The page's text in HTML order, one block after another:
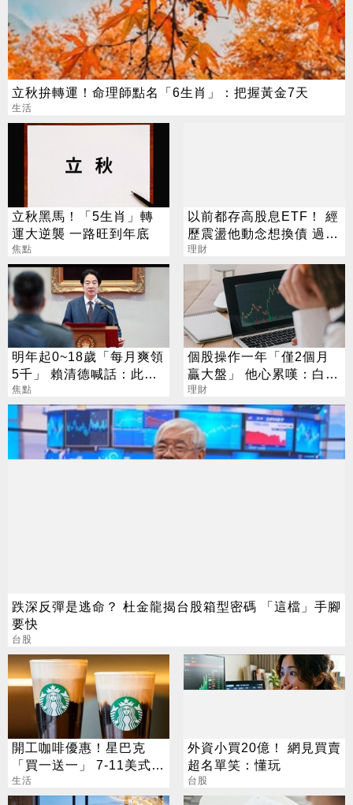
立秋拚轉運！命理師點名「6生肖」：把握黃金7天
生活
立秋黑馬！「5生肖」轉
運大逆襲 一路旺到年底
焦點
以前都存高股息ETF！ 經
歷震盪他動念想換債 過來
人說話了
理財
明年起0~18歲「每月爽領
5千」 賴清德喊話：此時
不生待何時
焦點
個股操作一年「僅2個月
贏大盤」 他心累嘆：白忙
一場
理財
跌深反彈是逃命？ 杜金龍揭台股箱型密碼 「這檔」手腳
要快
台股
開工咖啡優惠！星巴克
「買一送一」 7-11美式買
7送7
生活
外資小買20億！ 網見買賣
超名單笑：懂玩
台股